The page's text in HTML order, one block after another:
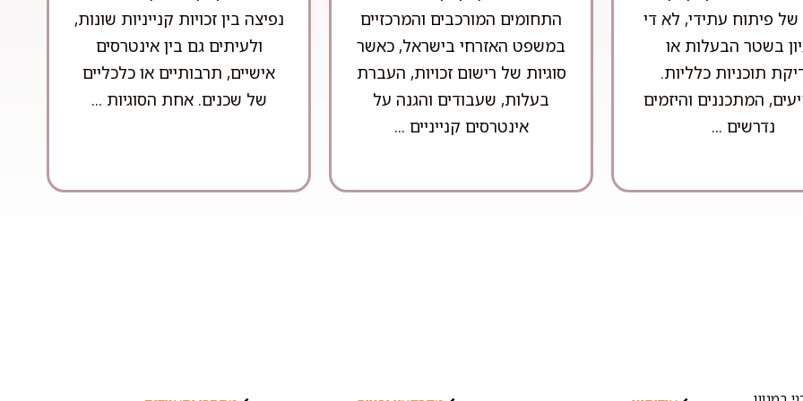
של פיתוח עתידי, לא די
בשטר הבעלות או
תוכניות כלליות.
המתכננים והיזמים
נדרשים ...
התחומים המורכבים והמרכזיים
במשפט האזרחי בישראל, כאשר
סוגיות של רישום זכויות, העברת
בעלות, שעבודים והגנה על
אינטרסים קנייניים ...
נפיצה בין זכויות קנייניות שונות,
ולעיתים גם בין אינטרסים
אישיים, תרבותיים או כלכליים
של שכנים. אחת הסוגיות ...